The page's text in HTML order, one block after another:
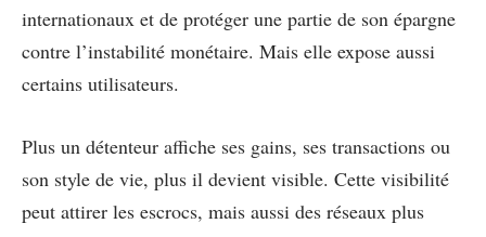
internationaux et de protéger une partie de son épargne
contre l’instabilité monétaire. Mais elle expose aussi
certains utilisateurs.
Plus un détenteur affiche ses gains, ses transactions ou
son style de vie, plus il devient visible. Cette visibilité
peut attirer les escrocs, mais aussi des réseaux plus